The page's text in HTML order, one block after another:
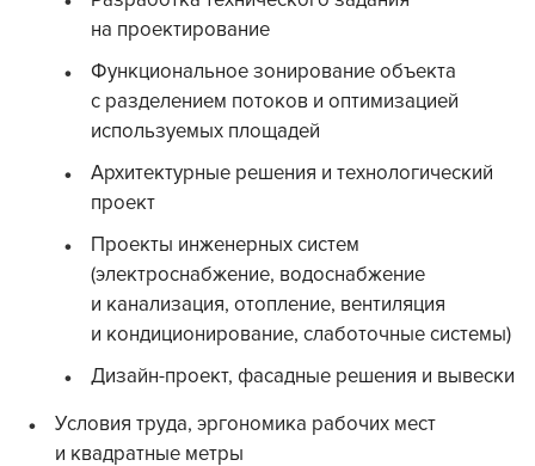
на проектирование
Функциональное зонирование объекта
с разделением потоков и оптимизацией
используемых площадей
Архитектурные решения и технологический
проект
Проекты инженерных систем
(электроснабжение, водоснабжение
и канализация, отопление, вентиляция
и кондиционирование, слаботочные системы)
Дизайн-проект, фасадные решения и вывески
Условия труда, эргономика рабочих мест
и квадратные метры